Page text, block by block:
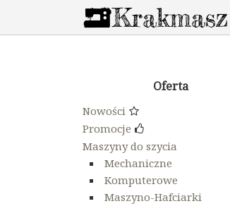
Oferta
Nowości
Promocje
Maszyny do szycia
Mechaniczne
Komputerowe
Maszyno-Hafciarki